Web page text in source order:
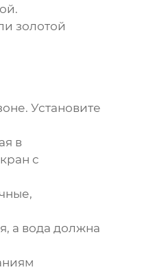
золотой
Установите
в
с
а вода должна